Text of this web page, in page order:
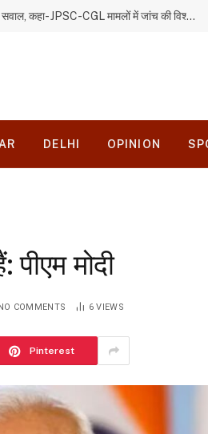
बाबूलाल मरांडी ने सीआईडी जांच पर उठाए सवाल, कहा- JPSC-CGL मामलों में जांच की विश्वसनीयता पर जनता का भरोसा नहीं
DELHI OPINION
मोदी
COMMENTS 6VIEWS
Pinterest